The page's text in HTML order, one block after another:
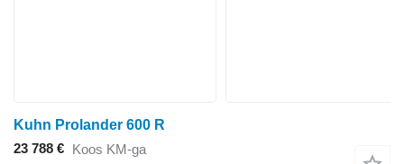
Kuhn Prolander 600 R
23 788 € Koos KM-ga